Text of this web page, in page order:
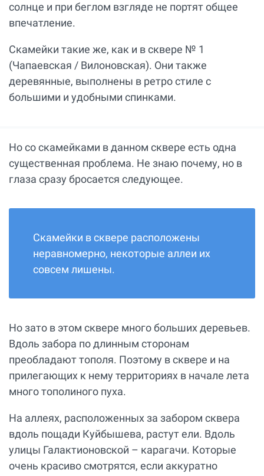
солнце и при беглом взгляде не портят общее
впечатление.
Скамейки такие же, как и в сквере № 1
(Чапаевская / Вилоновская). Они также
деревянные, выполнены в ретро стиле с
большими и удобными спинками.
Но со скамейками в данном сквере есть одна
существенная проблема. Не знаю почему, но в
глаза сразу бросается следующее.
Скамейки в сквере расположены
неравномерно, некоторые аллеи их
совсем лишены.
Но зато в этом сквере много больших деревьев.
Вдоль забора по длинным сторонам
преобладают тополя. Поэтому в сквере и на
прилегающих к нему территориях в начале лета
много тополиного пуха.
На аллеях, расположенных за забором сквера
вдоль пощади Куйбышева, растут ели. Вдоль
улицы Галактионовской – карагачи. Которые
очень красиво смотрятся, если аккуратно